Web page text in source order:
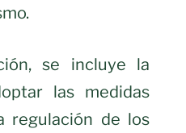
se incluye la
las medidas
regulación de los